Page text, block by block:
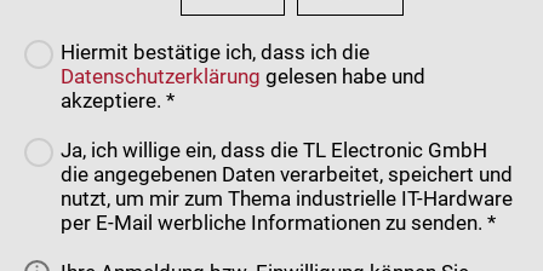
Hiermit bestätige ich, dass ich die
Datenschutzerklärung gelesen habe und
akzeptiere. *
Ja, ich willige ein, dass die TL Electronic GmbH
die angegebenen Daten verarbeitet, speichert und
nutzt, um mir zum Thema industrielle IT-Hardware
per E-Mail werbliche Informationen zu senden. *